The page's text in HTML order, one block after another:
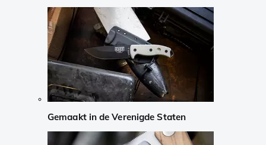
Gemaakt in de Verenigde Staten